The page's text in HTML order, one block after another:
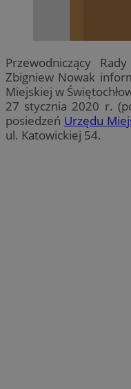
Przewodniczący
Zbigniew Nowak
Miejskiej w
27 stycznia 2020 r.
posiedzeń Urzędu
ul. Katowickiej 54.